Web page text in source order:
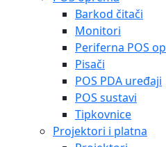
Barkod čitači
Monitori
Periferna POS
Pisači
POS PDA uređaji
POS sustavi
Tipkovnice
Projektori i platna